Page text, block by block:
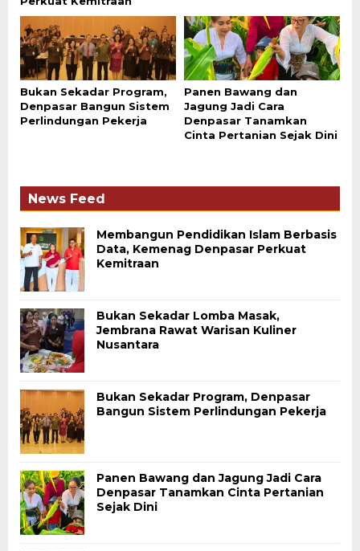
Bukan Sekadar Program,
Denpasar Bangun Sistem
Perlindungan Pekerja
Panen Bawang dan
Jagung Jadi Cara
Denpasar Tanamkan
Cinta Pertanian Sejak Dini
News Feed
Membangun Pendidikan Islam Berbasis
Data, Kemenag Denpasar Perkuat
Kemitraan
Bukan Sekadar Lomba Masak,
Jembrana Rawat Warisan Kuliner
Nusantara
Bukan Sekadar Program, Denpasar
Bangun Sistem Perlindungan Pekerja
Panen Bawang dan Jagung Jadi Cara
Denpasar Tanamkan Cinta Pertanian
Sejak Dini